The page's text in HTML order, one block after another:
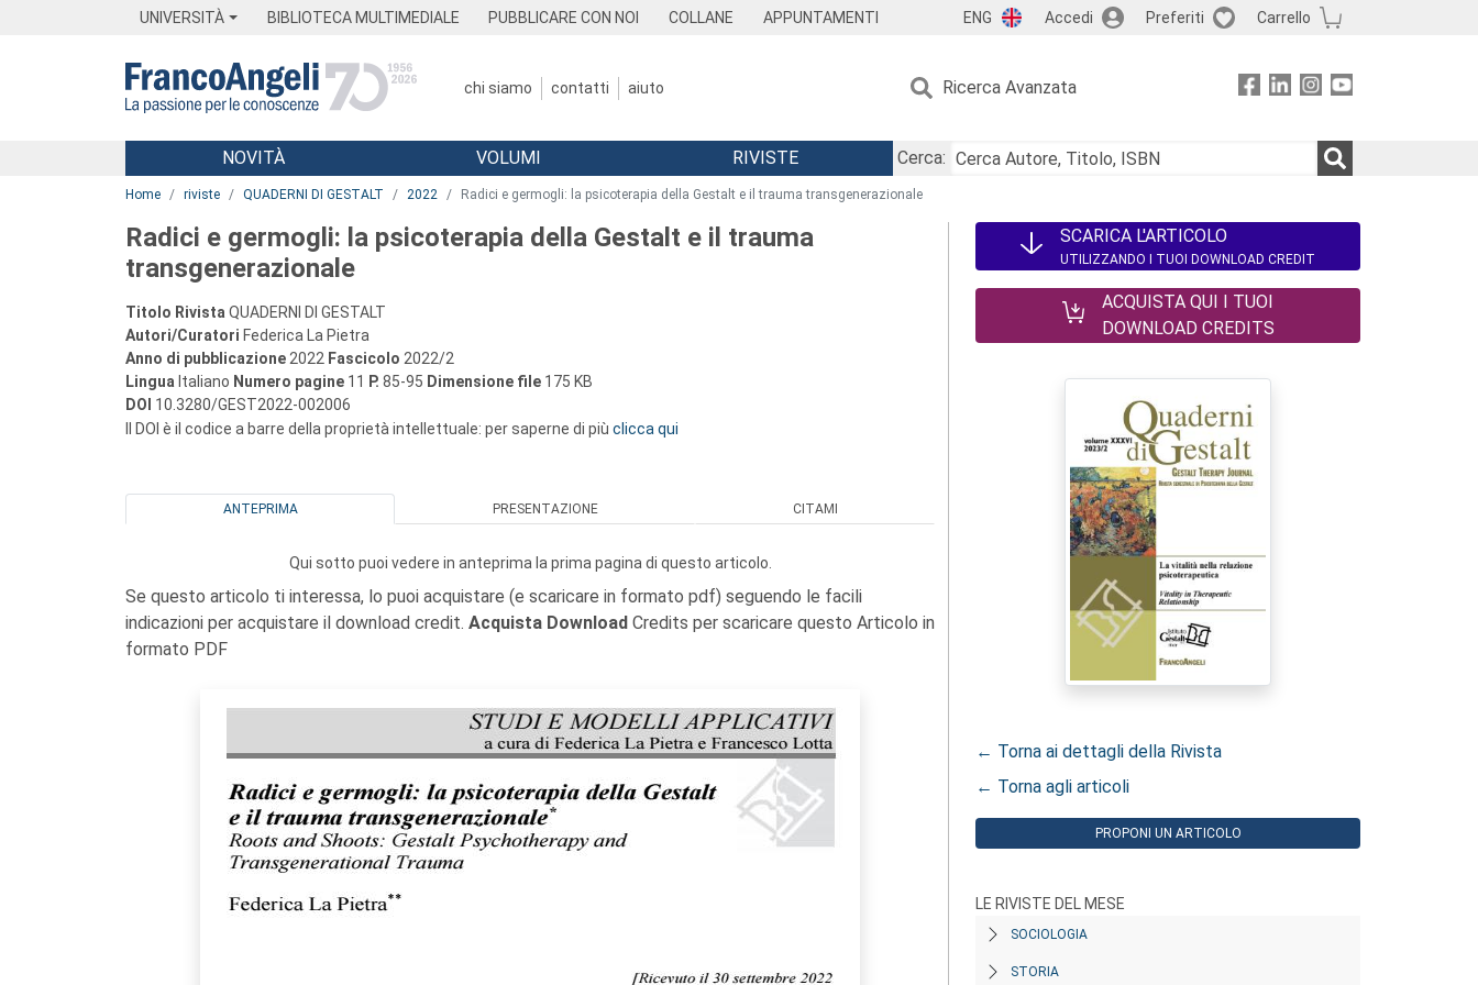
UNIVERSITÀ BIBLIOTECA MULTIMEDIALE PUBBLICARE CON NOI COLLANE APPUNTAMENTI ENG Accedi Preferiti Carrello
chi siamo contatti aiuto Ricerca Avanzata
Menu
NOVITÀ VOLUMI RIVISTE
Cerca:
Home riviste QUADERNI DI GESTALT 2022 Radici e germogli: la psicoterapia della Gestalt e il trauma transgenerazionale
Radici e germogli: la psicoterapia della Gestalt e il trauma
transgenerazionale
Titolo Rivista QUADERNI DI GESTALT
Autori/Curatori Federica La Pietra
Anno di pubblicazione 2022 Fascicolo 2022/2
Lingua Italiano Numero pagine 11 P. 85-95 Dimensione file 175 KB
DOI 10.3280/GEST2022-002006
Il DOI è il codice a barre della proprietà intellettuale: per saperne di più clicca qui
ANTEPRIMA PRESENTAZIONE CITAMI
Qui sotto puoi vedere in anteprima la prima pagina di questo articolo.
Se questo articolo ti interessa, lo puoi acquistare (e scaricare in formato pdf) seguendo le facili
indicazioni per acquistare il download credit. Acquista Download Credits per scaricare questo Articolo in
formato PDF
SCARICA L'ARTICOLO
UTILIZZANDO I TUOI DOWNLOAD CREDIT
ACQUISTA QUI I TUOI
DOWNLOAD CREDITS
← Torna ai dettagli della Rivista
← Torna agli articoli
PROPONI UN ARTICOLO
LE RIVISTE DEL MESE
SOCIOLOGIA
STORIA